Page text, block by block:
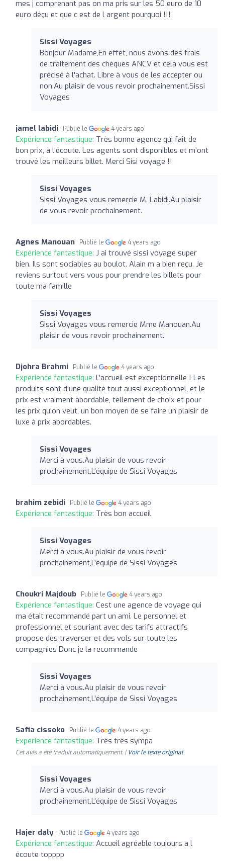
mes j comprenant pas on ma pris sur les 50 euro de 10
euro déçu et que c est de l argent pourquoi !!!
Sissi Voyages
Bonjour Madame,En effet, nous avons des frais
de traitement des chèques ANCV et cela vous est
précisé à l'achat. Libre à vous de les accepter ou
non.Au plaisir de vous revoir prochainement.Sissi
Voyages
jamel labidi Publié le 4 years ago
Expérience fantastique: Très bonne agence qui fait de
bon prix, à l'écoute. Les agents sont disponibles et m'ont
trouvé les meilleurs billet. Merci Sisi voyage !!
Sissi Voyages
Sissi Voyages vous remercie M. Labidi.Au plaisir
de vous revoir prochainement.
Agnes Manouan Publié le 4 years ago
Expérience fantastique: J ai trouvé sissi voyage super
bien. Ils sont sociables au boulot. Alain m a bien reçu. Je
reviens surtout vers vous pour prendre les billets pour
toute ma famille
Sissi Voyages
Sissi Voyages vous remercie Mme Manouan.Au
plaisir de vous revoir prochainement.
Djohra Brahmi Publié le 4 years ago
Expérience fantastique: L'accueil est exceptionnelle ! Les
produits sont d'une qualité tout aussi exceptionnel, et le
prix est vraiment abordable, tellement de choix et pour
les prix qu'on veut, un bon moyen de se faire un plaisir de
luxe à prix abordables.
Sissi Voyages
Merci à vous.Au plaisir de vous revoir
prochainement,L'équipe de Sissi Voyages
brahim zebidi Publié le 4 years ago
Expérience fantastique: Très bon accueil
Sissi Voyages
Merci à vous.Au plaisir de vous revoir
prochainement,L'équipe de Sissi Voyages
Choukri Majdoub Publié le 4 years ago
Expérience fantastique: Cest une agence de voyage qui
ma était recommandé part un ami. Le personnel et
professionnel et souriant avec des tarifs attractifs
propose des traverser et des vols sur toute les
compagnies Donc je la recommande
Sissi Voyages
Merci à vous.Au plaisir de vous revoir
prochainement,L'équipe de Sissi Voyages
Safia cissoko Publié le 4 years ago
Expérience fantastique: Très très sympa
Cet avis a été traduit automatiquement. | Voir le texte original
Sissi Voyages
Merci à vous.Au plaisir de vous revoir
prochainement,L'équipe de Sissi Voyages
Hajer daly Publié le 4 years ago
Expérience fantastique: Accueil agréable toujours a l
écoute topppp